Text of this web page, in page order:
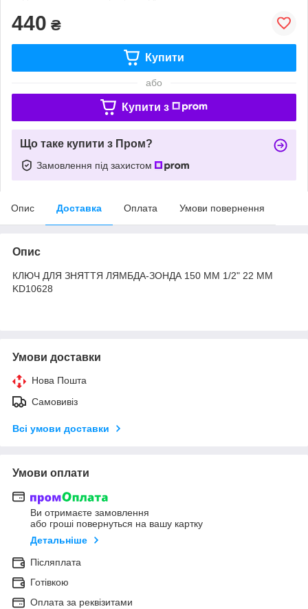
440 ₴
Купити
або
Купити з
Що таке купити з Пром?
Замовлення під захистом
Опис Доставка Оплата Умови повернення
Опис
КЛЮЧ ДЛЯ ЗНЯТТЯ ЛЯМБДА-ЗОНДА 150 ММ 1/2" 22 ММ
KD10628
Умови доставки
Нова Пошта
Самовивіз
Всі умови доставки
Умови оплати
Ви отримаєте замовлення
або гроші повернуться на вашу картку
Детальніше
Післяплата
Готівкою
Оплата за реквізитами